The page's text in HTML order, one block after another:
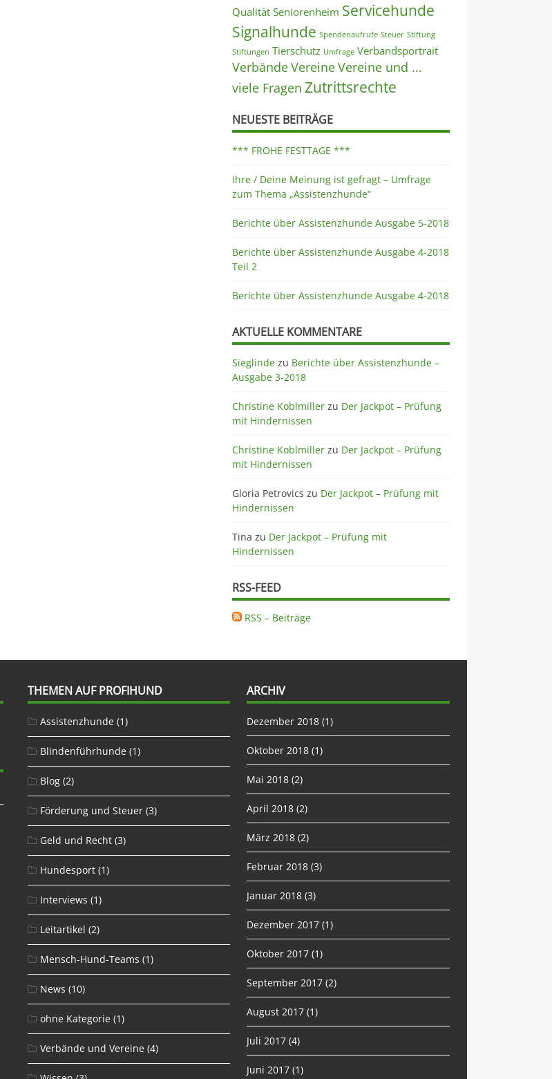
Qualität Seniorenheim Servicehunde
Signalhunde Spendenaufrufe Steuer Stiftung
Stiftungen Tierschutz Umfrage Verbandsportrait
VerbändeVereineVereine und ...
viele Fragen Zutrittsrechte
NEUESTE BEITRÄGE
*** FROHE FESTTAGE ***
Ihre / Deine Meinung ist gefragt – Umfrage
zum Thema „Assistenzhunde“
Berichte über Assistenzhunde Ausgabe 5-2018
Berichte über Assistenzhunde Ausgabe 4-2018
Teil 2
Berichte über Assistenzhunde Ausgabe 4-2018
AKTUELLE KOMMENTARE
Sieglinde zu Berichte über Assistenzhunde –
Ausgabe 3-2018
Christine Koblmiller zu Der Jackpot – Prüfung
mit Hindernissen
Christine Koblmiller zu Der Jackpot – Prüfung
mit Hindernissen
Gloria Petrovics zu Der Jackpot – Prüfung mit
Hindernissen
Tina zu Der Jackpot – Prüfung mit
Hindernissen
RSS-FEED
RSS – Beiträge
THEMEN AUF PROFIHUND
Assistenzhunde(1)
Blindenführhunde(1)
Blog(2)
Förderung und Steuer(3)
Geld und Recht(3)
Hundesport(1)
Interviews (1)
Leitartikel (2)
Mensch-Hund-Teams (1)
News (10)
ohne Kategorie(1)
Verbände und Vereine(4)
ARCHIV
Dezember 2018 (1)
Oktober 2018 (1)
Mai 2018 (2)
April 2018 (2)
März 2018 (2)
Februar 2018 (3)
Januar 2018 (3)
Dezember 2017 (1)
Oktober 2017 (1)
September 2017 (2)
August 2017 (1)
Juli 2017 (4)
Juni 2017 (1)